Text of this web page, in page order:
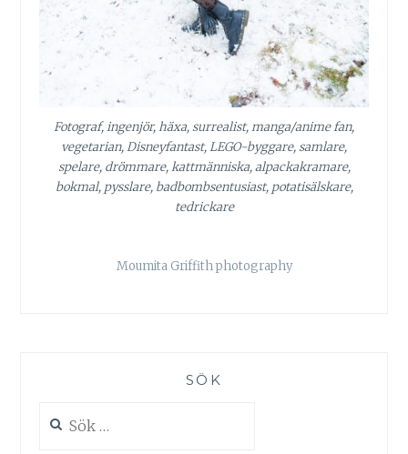
Fotograf, ingenjör, häxa, surrealist, manga/anime fan,
vegetarian, Disneyfantast, LEGO-byggare, samlare,
spelare, drömmare, kattmänniska, alpackakramare,
bokmal, pysslare, badbombsentusiast, potatisälskare,
tedrickare
Moumita Griffith photography
SÖK
efter: